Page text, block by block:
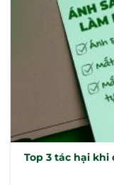
Top 3 tác hại